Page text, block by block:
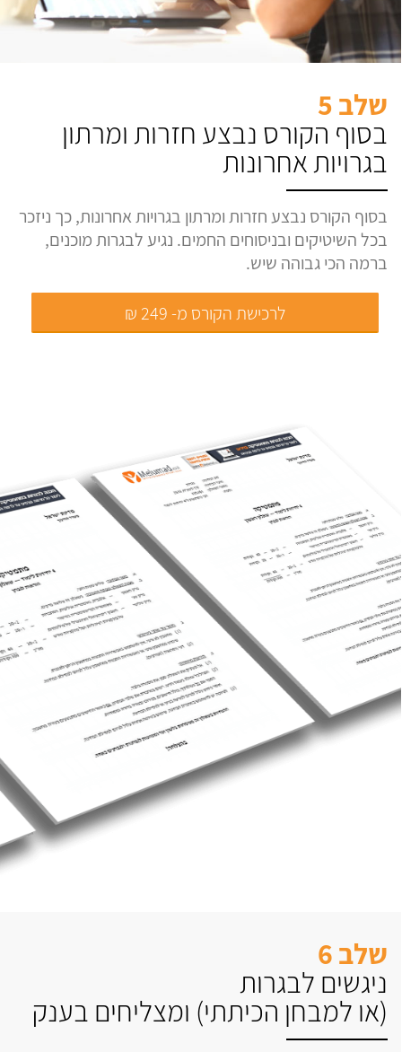
שלב 5
בסוף הקורס נבצע חזרות ומרתון
בגרויות אחרונות
בסוף הקורס נבצע חזרות ומרתון בגרויות אחרונות, כך ניזכר
בכל השיטיקים ובניסוחים החמים. נגיע לבגרות מוכנים,
ברמה הכי גבוהה שיש.
לרכישת הקורס מ- 249 ₪
שלב 6
ניגשים לבגרות
(או למבחן הכיתתי) ומצליחים בענק